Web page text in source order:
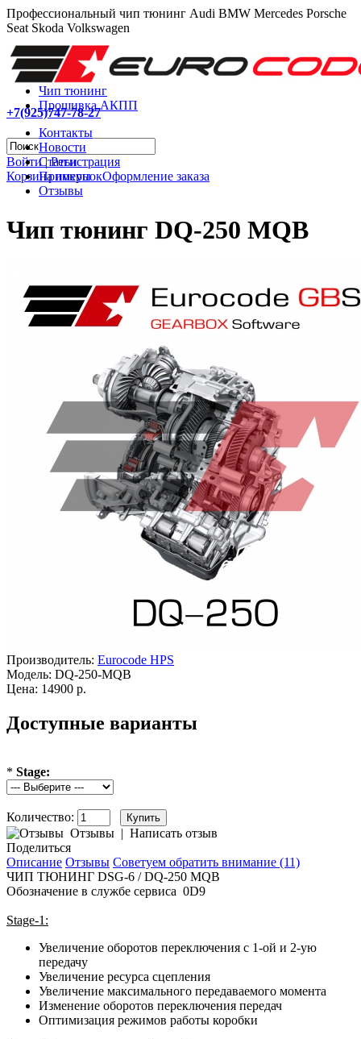
Профессиональный чип тюнинг Audi BMW Mercedes Porsche
Seat Skoda Volkswagen
+7(925)747-78-27
Войти|Регистрация
Корзина покупокОформление заказа
Чип тюнинг
Прошивка АКПП
Контакты
Новости
Статьи
Примеры
Отзывы
Чип тюнинг DQ-250 MQB
Производитель: Eurocode HPS
Модель: DQ-250-MQB
Цена: 14900 р.
Доступные варианты
* Stage:
Количество:
Отзывы | Написать отзыв
Поделиться
Описание Отзывы Советуем обратить внимание (11)
ЧИП ТЮНИНГ DSG-6 / DQ-250 MQB
Обозначение в службе сервиса 0D9
Stage-1:
Увеличение оборотов переключения с 1-ой и 2-ую
передачу
Увеличение ресурса сцепления
Увеличение максимального передаваемого момента
Изменение оборотов переключения передач
Оптимизация режимов работы коробки